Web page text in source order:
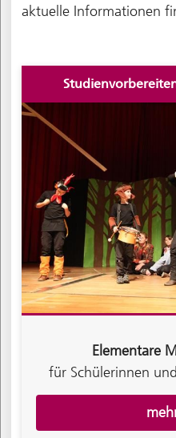
aktuelle Informationen
Elementare
für Schülerinnen